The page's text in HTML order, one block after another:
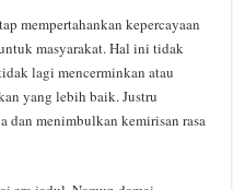
mempertahankan kepercayaan
masyarakat. Hal ini tidak
lagi mencerminkan atau
yang lebih baik. Justru
dan menimbulkan kemirisan rasa